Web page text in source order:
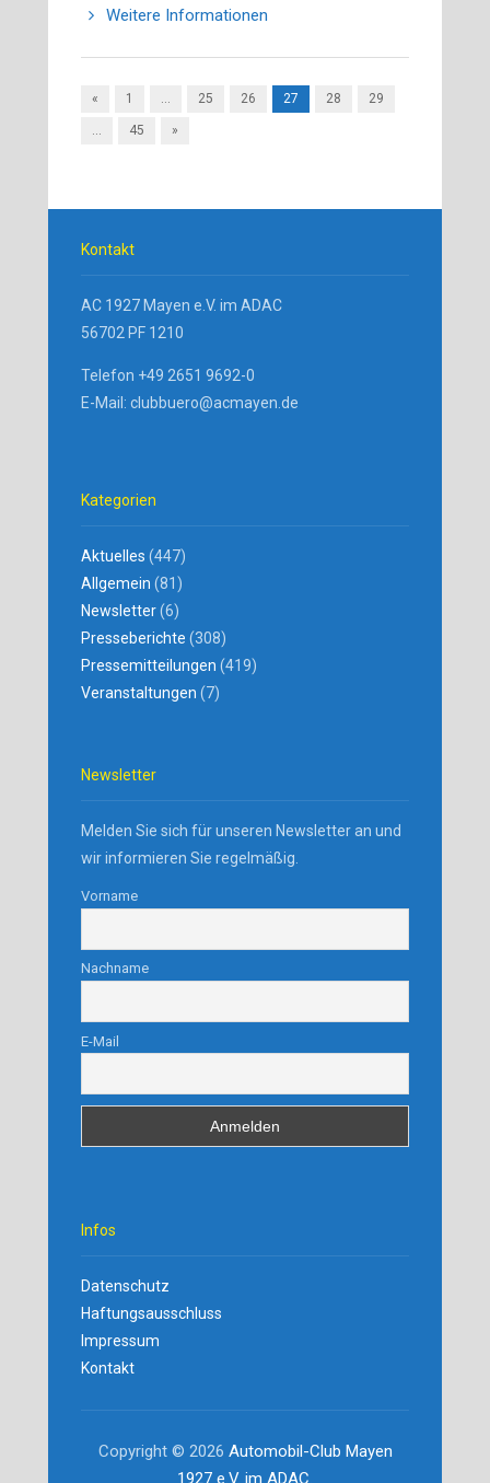
Weitere Informationen
« 1 … 25 26 27 28 29
… 45 »
Kontakt
AC 1927 Mayen e.V. im ADAC
56702 PF 1210
Telefon +49 2651 9692-0
E-Mail: clubbuero@acmayen.de
Kategorien
Aktuelles (447)
Allgemein (81)
Newsletter(6)
Presseberichte (308)
Pressemitteilungen (419)
Veranstaltungen (7)
Newsletter
Melden Sie sich für unseren Newsletter an und
wir informieren Sie regelmäßig.
Vorname
Nachname
E-Mail
Infos
Datenschutz
Haftungsausschluss
Impressum
Kontakt
Copyright © 2026 Automobil-Club Mayen
1927 e.V. im ADAC